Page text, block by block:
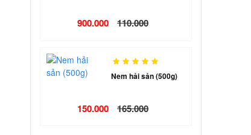
900.000 110.000
Nem hải sản (500g)
150.000 165.000